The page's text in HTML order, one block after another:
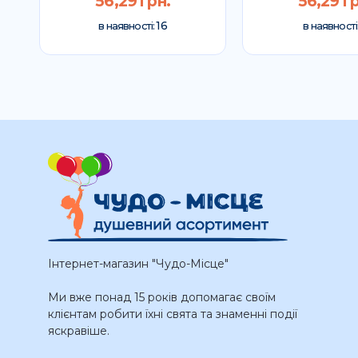
в наявності:16 в
Інтернет-магазин "Чудо-Місце"
Ми вже понад 15 років допомагає своїм
клієнтам робити їхні свята та знаменні події
яскравіше.